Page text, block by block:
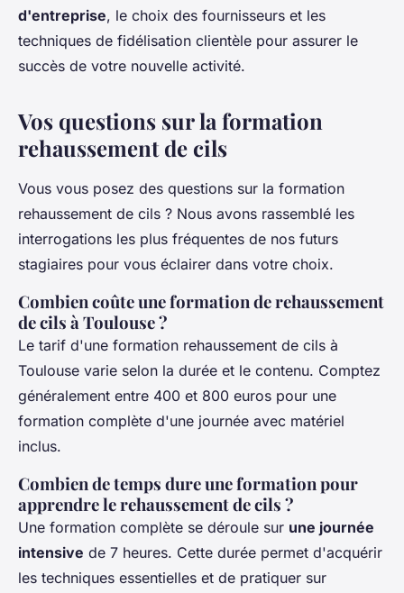
d'entreprise, le choix des fournisseurs et les
techniques de fidélisation clientèle pour assurer le
succès de votre nouvelle activité.
Vos questions sur la formation
rehaussement de cils
Vous vous posez des questions sur la formation
rehaussement de cils ? Nous avons rassemblé les
interrogations les plus fréquentes de nos futurs
stagiaires pour vous éclairer dans votre choix.
Combien coûte une formation de rehaussement
de cils à Toulouse ?
Le tarif d'une formation rehaussement de cils à
Toulouse varie selon la durée et le contenu. Comptez
généralement entre 400 et 800 euros pour une
formation complète d'une journée avec matériel
inclus.
Combien de temps dure une formation pour
apprendre le rehaussement de cils ?
Une formation complète se déroule sur une journée
intensive de 7 heures. Cette durée permet d'acquérir
les techniques essentielles et de pratiquer sur